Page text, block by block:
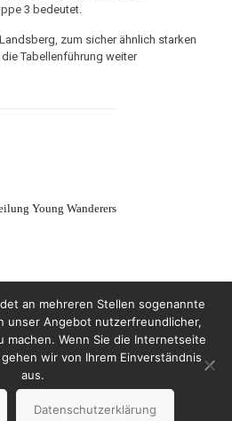
3 bedeutet.
zum sicher ähnlich starken
Tabellenführung weiter
Young Wanderers
by Wanderers Germering
Datenschutzerklärung
an mehreren Stellen sogenannte
unser Angebot nutzerfreundlicher,
Wenn Sie die Internetseite
wir von Ihrem Einverständnis
aus.
Datenschutzerklärung